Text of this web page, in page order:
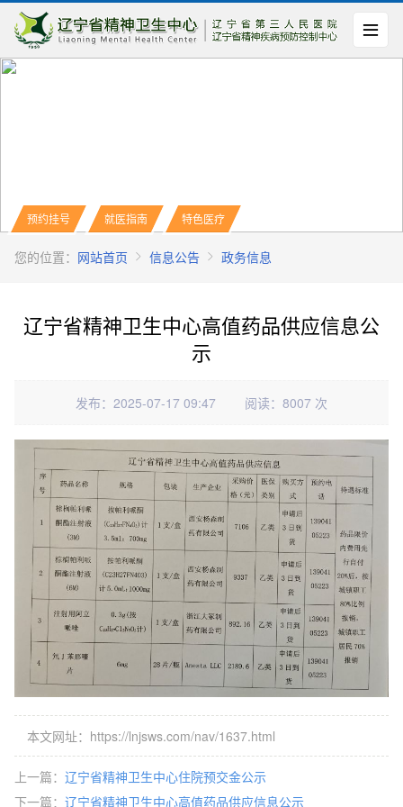
预约挂号 就医指南 特色医疗
您的位置： 网站首页 信息公告 政务信息
辽宁省精神卫生中心高值药品供应信息公
示
发布：2025-07-17 09:47 阅读：8007 次
本文网址：https://lnjsws.com/nav/1637.html
上一篇： 辽宁省精神卫生中心住院预交金公示
下一篇： 辽宁省精神卫生中心高值药品供应信息公示